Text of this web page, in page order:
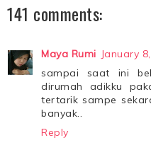
141 comments:
Maya Rumi January
sampai saat ini
dirumah adikku
tertarik sampe
banyak..
Reply